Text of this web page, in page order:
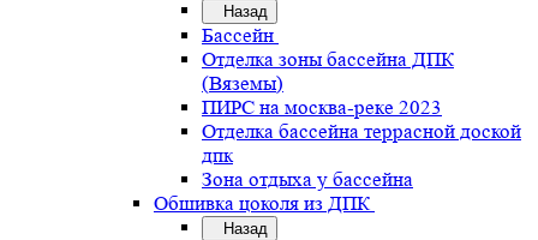
Назад
Бассейн
Отделка зоны бассейна ДПК
(Вяземы)
ПИРС на москва-реке 2023
Отделка бассейна террасной доской
дпк
Зона отдыха у бассейна
Обшивка цоколя из ДПК
Назад